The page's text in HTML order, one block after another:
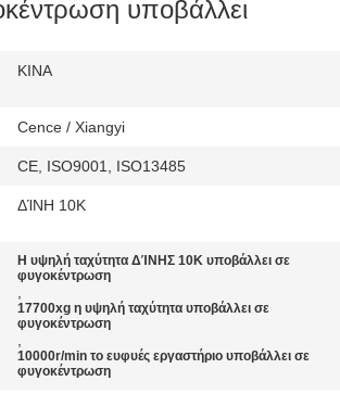
υποβάλλει
ΚΙΝΑ
Cence / Xiangyi
CE, ISO9001, ISO13485
ΔΊΝΗ 10K
Η υψηλή ταχύτητα ΔΊΝΗΣ 10K υποβάλλει σε
φυγοκέντρωση
,
17700xg η υψηλή ταχύτητα υποβάλλει σε
φυγοκέντρωση
,
10000r/min το ευφυές εργαστήριο υποβάλλει σε
φυγοκέντρωση